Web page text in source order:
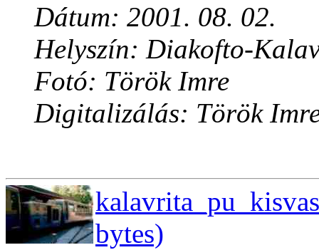
Dátum: 2001. 08. 02.
Helyszín: Diakofto-
Fotó: Török Imre
Digitalizálás: Török
bytes)